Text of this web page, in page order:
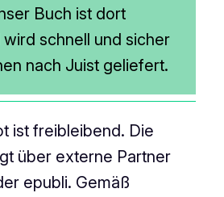
Buch ist dort
schnell und sicher
nach Juist geliefert.
ist freibleibend. Die
über externe Partner
epubli. Gemäß